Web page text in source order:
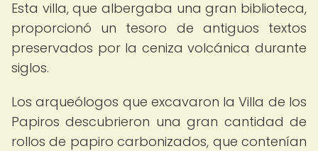
Esta villa, que albergaba una gran biblioteca,
proporcionó un tesoro de antiguos textos
preservados por la ceniza volcánica durante
siglos.
Los arqueólogos que excavaron la Villa de los
Papiros descubrieron una gran cantidad de
rollos de papiro carbonizados, que contenían